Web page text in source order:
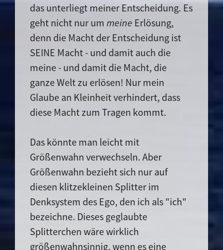
das unterliegt meiner Entscheidung. Es
geht nicht nur um meine Erlösung,
denn die Macht der Entscheidung ist
SEINE Macht - und damit auch die
meine - und damit die Macht, die
ganze Welt zu erlösen! Nur mein
Glaube an Kleinheit verhindert, dass
diese Macht zum Tragen kommt.
Das könnte man leicht mit
Größenwahn verwechseln. Aber
Größenwahn bezieht sich nur auf
diesen klitzekleinen Splitter im
Denksystem des Ego, den ich als "ich"
bezeichne. Dieses geglaubte
Splitterchen wäre wirklich
größenwahnsinnig, wenn es eine